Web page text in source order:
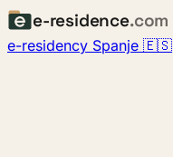
e-residence.com
e-residency Spanje 🇪🇸